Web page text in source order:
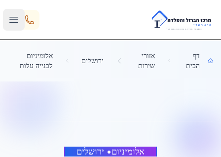
Skip to main content
דף
הבית
אזורי
שירות
ירושלים
אלומיניום
לבנייה עלות
אלומיניום• ירושלים